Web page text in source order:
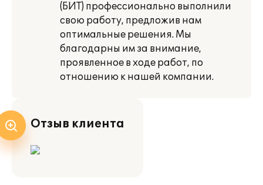
(БИТ) профессионально выполнили
свою работу, предложив нам
оптимальные решения. Мы
благодарны им за внимание,
проявленное в ходе работ, по
отношению к нашей компании.
Отзыв клиента